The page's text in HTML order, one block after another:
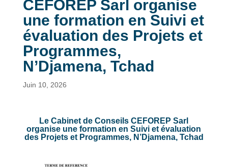
CEFOREP Sarl organise
une formation en Suivi et
évaluation des Projets et
Programmes,
N’Djamena, Tchad
Juin 10, 2026
Le Cabinet de Conseils CEFOREP Sarl
organise une formation en Suivi et évaluation
des Projets et Programmes, N’Djamena, Tchad